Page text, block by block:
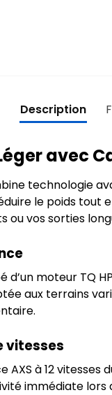
Description
avec
technologie
le poids
ou vos sorties
d’un moteur TQ
aux terrains
vitesses
AXS à 12 vitesses
immédiate